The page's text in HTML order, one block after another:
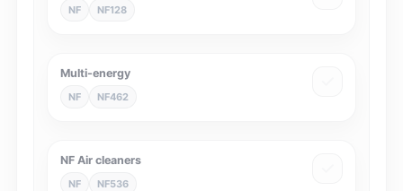
NF NF128
Multi-energy
NF NF462
NF Air cleaners
NF NF536